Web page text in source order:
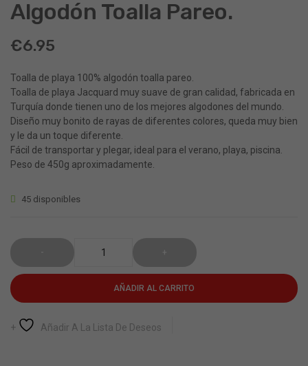
de
pirata.
pareo.
Algodón Toalla Pareo.
€6.95
Toalla de playa 100% algodón toalla pareo.
Toalla de playa Jacquard muy suave de gran calidad, fabricada en
Turquía donde tienen uno de los mejores algodones del mundo.
Diseño muy bonito de rayas de diferentes colores, queda muy bien
y le da un toque diferente.
Fácil de transportar y plegar, ideal para el verano, playa, piscina.
Peso de 450g aproximadamente.
45 disponibles
AÑADIR AL CARRITO
Añadir A La Lista De Deseos